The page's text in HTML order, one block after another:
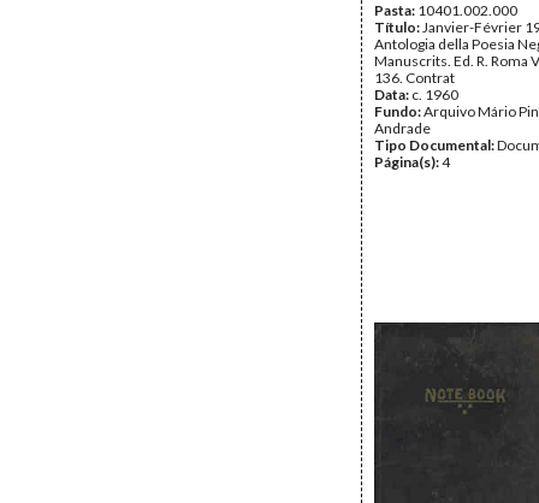
Pasta: 10401.002.000
Título:Janvier-Février
Antologia della Poesia
Manuscrits. Ed. R. Roma
136. Contrat
Data: c. 1960
Fundo:Arquivo Mário
Andrade
Tipo Documental:
Página(s):4